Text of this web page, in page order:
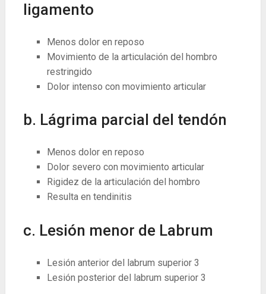
ligamento
Menos dolor en reposo
Movimiento de la articulación del hombro
restringido
Dolor intenso con movimiento articular
b. Lágrima parcial del tendón
Menos dolor en reposo
Dolor severo con movimiento articular
Rigidez de la articulación del hombro
Resulta en tendinitis
c. Lesión menor de Labrum
Lesión anterior del labrum superior 3
Lesión posterior del labrum superior 3